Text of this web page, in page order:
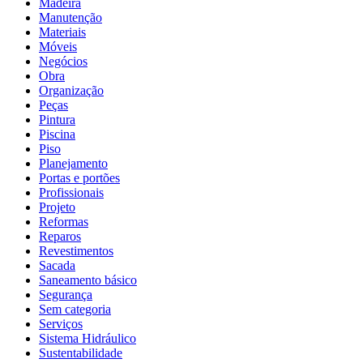
Madeira
Manutenção
Materiais
Móveis
Negócios
Obra
Organização
Peças
Pintura
Piscina
Piso
Planejamento
Portas e portões
Profissionais
Projeto
Reformas
Reparos
Revestimentos
Sacada
Saneamento básico
Segurança
Sem categoria
Serviços
Sistema Hidráulico
Sustentabilidade